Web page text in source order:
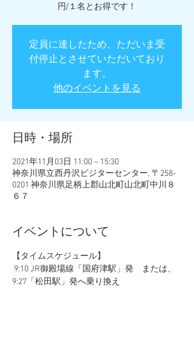
円/１名とお得です！
定員に達したため、ただいま受
付停止とさせていただいており
ます。
他のイベントを見る
日時・場所
2021年11月03日 11:00 – 15:30
神奈川県立西丹沢ビジターセンター, 〒258-
0201 神奈川県足柄上郡山北町山北町中川８
６７
イベントについて
【タイムスケジュール】
9:10 JR御殿場線「国府津駅」発　または、
9:27「松田駅」発へ乗り換え